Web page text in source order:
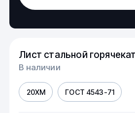
Лист стальной
В наличии
20ХМ ГОСТ 4543-71